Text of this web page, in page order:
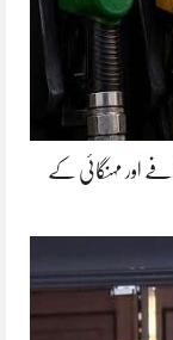
اور مہنگائی کے